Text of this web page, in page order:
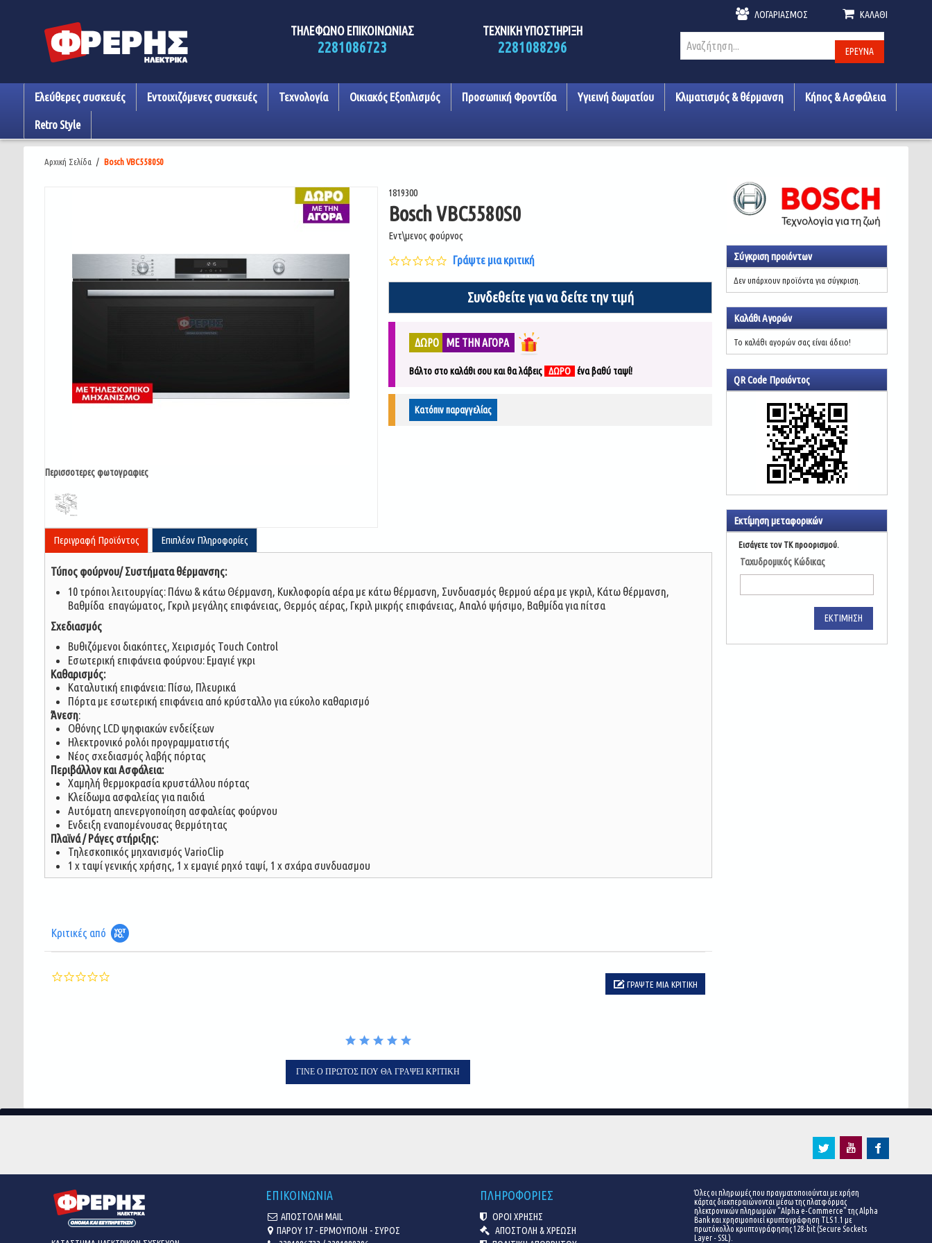
ΤΗΛΕΦΩΝΟ ΕΠΙΚΟΙΝΩΝΙΑΣ
2281086723
ΤΕΧΝΙΚΗ ΥΠΟΣΤΗΡΙΞΗ
2281088296
ΛΟΓΑΡΙΑΣΜΌΣ ΚΑΛΆΘΙ
ΈΡΕΥΝΑ
Ελεύθερες συσκευές Εντοιχιζόμενες συσκευές Τεχνολογία Οικιακός Εξοπλισμός Προσωπική Φροντίδα Υγιεινή δωματίου Κλιματισμός & θέρμανση Κήπος & Ασφάλεια
Retro Style
Αρχική Σελίδα / Bosch VBC5580S0
1819300
Bosch VBC5580S0
Εντ\μενος φούρνος
0.0
star
rating
Γράψτε μια κριτική
Περισσοτερες φωτογραφιες
Συνδεθείτε για να δείτε την τιμή
ΔΩΡΟ ΜΕ ΤΗΝ ΑΓΟΡΑ
Βάλτο στο καλάθι σου και θα λάβεις ΔΩΡΟ έναβαθύ ταψί!
Κατόπιν παραγγελίας
Περιγραφή Προϊόντος Επιπλέον Πληροφορίες
Τύπος φούρνου/ Συστήματα θέρμανσης:
10 τρόποι λειτουργίας: Πάνω & κάτω Θέρμανση, Κυκλοφορία αέρα με κάτω θέρμασνη, Συνδυασμός θερμού αέρα με γκριλ, Κάτω θέρμανση,
Βαθμίδα επαγώματος, Γκριλ μεγάλης επιφάνειας, Θερμός αέρας, Γκριλ μικρής επιφάνειας, Απαλό ψήσιμο, Βαθμίδα για πίτσα
Σχεδιασμός
Βυθιζόμενοι διακόπτες, Χειρισμός Touch Control
Εσωτερική επιφάνεια φούρνου: Εμαγιέ γκρι
Καθαρισμός:
Καταλυτική επιφάνεια: Πίσω, Πλευρικά
Πόρτα με εσωτερική επιφάνεια από κρύσταλλο για εύκολο καθαρισμό
Άνεση:
Οθόνης LCD ψηφιακών ενδείξεων
Ηλεκτρονικό ρολόι προγραμματιστής
Νέος σχεδιασμός λαβής πόρτας
Περιβάλλον και Ασφάλεια:
Χαμηλή θερμοκρασία κρυστάλλου πόρτας
Κλείδωμα ασφαλείας για παιδιά
Αυτόματη απενεργοποίηση ασφαλείας φούρνου
Ενδειξη εναπομένουσας θερμότητας
Πλαϊνά / Ράγες στήριξης:
Τηλεσκοπικός μηχανισμός VarioClip
1 x ταψί γενικής χρήσης, 1 x εμαγιέ ρηχό ταψί, 1 x σχάρα συνδυασμου
Κριτικές από
0.0
ΓΡΆΨΤΕ ΜΙΑ ΚΡΙΤΙΚΉ
ΓΊΝΕ Ο ΠΡΏΤΟΣ ΠΟΥ ΘΑ ΓΡΆΨΕΙ ΚΡΙΤΙΚΉ
Σύγκριση προιόντων
Δεν υπάρχουν προϊόντα για σύγκριση.
Καλάθι Αγορών
Το καλάθι αγορών σας είναι άδειο!
QR Code Προιόντος
Εκτίμηση μεταφορικών
Εισάγετε τον ΤΚ προορισμού.
Ταχυδρομικός Κώδικας
ΕΚΤΊΜΗΣΗ
ΕΠΙΚΟΙΝΩΝΙΑ
ΑΠΟΣΤΟΛΗ MAIL
ΠΑΡΟΥ 17 - ΕΡΜΟΥΠΟΛΗ - ΣΥΡΟΣ
ΠΛΗΡΟΦΟΡΙΕΣ
ΟΡΟΙ ΧΡΗΣΗΣ
ΑΠΟΣΤΟΛΗ & ΧΡΕΩΣΗ
Όλες οι πληρωμές που πραγματοποιούνται με χρήση
κάρτας διεκπεραιώνονται μέσω της πλατφόρμας
ηλεκτρονικών πληρωμών "Alpha e-Commerce" της Alpha
Bank και χρησιμοποιεί κρυπτογράφηση TLS 1.1 με
πρωτόκολλο κρυπτογράφησης 128-bit (Secure Sockets
Layer - SSL).